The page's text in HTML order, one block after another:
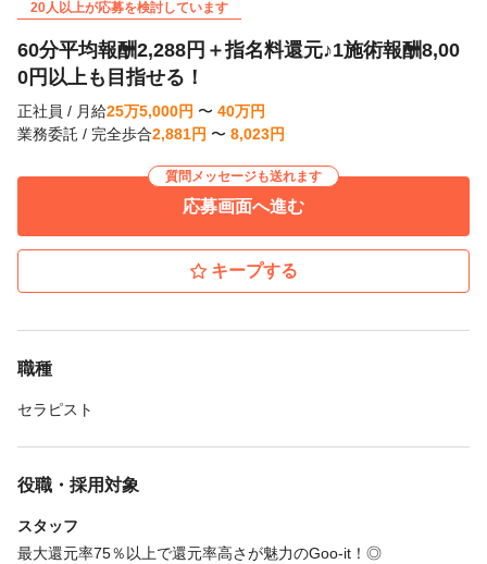
20人以上が応募を検討しています
60分平均報酬2,288円＋指名料還元♪1施術報酬8,00
0円以上も目指せる！
正社員 / 月給25万5,000円 〜 40万円
業務委託 / 完全歩合2,881円 〜 8,023円
質問メッセージも送れます
応募画面へ進む
キープする
職種
セラピスト
役職・採用対象
スタッフ
最大還元率75％以上で還元率高さが魅力のGoo-it！◎